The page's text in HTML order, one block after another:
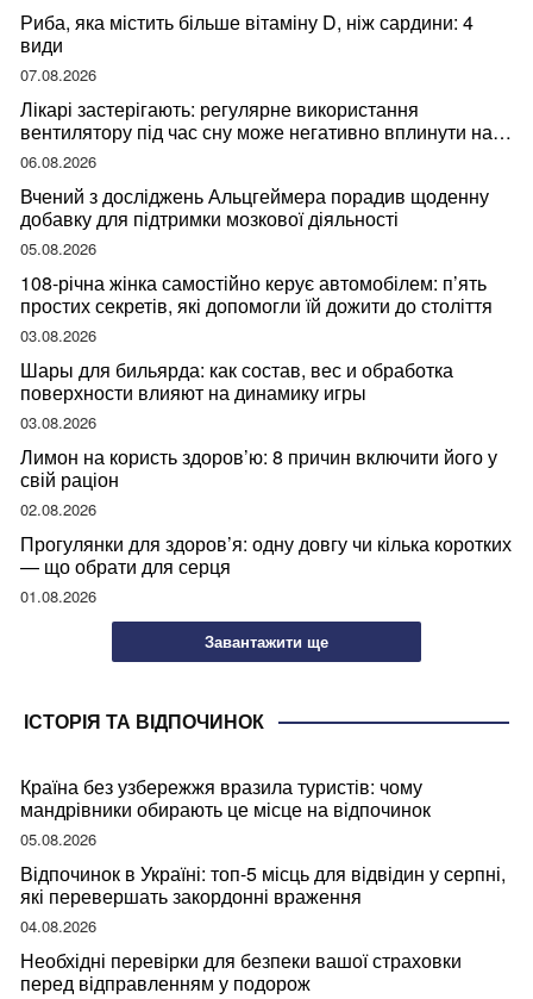
Риба, яка містить більше вітаміну D, ніж сардини: 4
види
07.08.2026
Лікарі застерігають: регулярне використання
вентилятору під час сну може негативно вплинути на
ваше здоров’я
06.08.2026
Вчений з досліджень Альцгеймера порадив щоденну
добавку для підтримки мозкової діяльності
05.08.2026
108-річна жінка самостійно керує автомобілем: п’ять
простих секретів, які допомогли їй дожити до століття
03.08.2026
Шары для бильярда: как состав, вес и обработка
поверхности влияют на динамику игры
03.08.2026
Лимон на користь здоров’ю: 8 причин включити його у
свій раціон
02.08.2026
Прогулянки для здоров’я: одну довгу чи кілька коротких
— що обрати для серця
01.08.2026
Завантажити ще
ІСТОРІЯ ТА ВІДПОЧИНОК
Країна без узбережжя вразила туристів: чому
мандрівники обирають це місце на відпочинок
05.08.2026
Відпочинок в Україні: топ-5 місць для відвідин у серпні,
які перевершать закордонні враження
04.08.2026
Необхідні перевірки для безпеки вашої страховки
перед відправленням у подорож